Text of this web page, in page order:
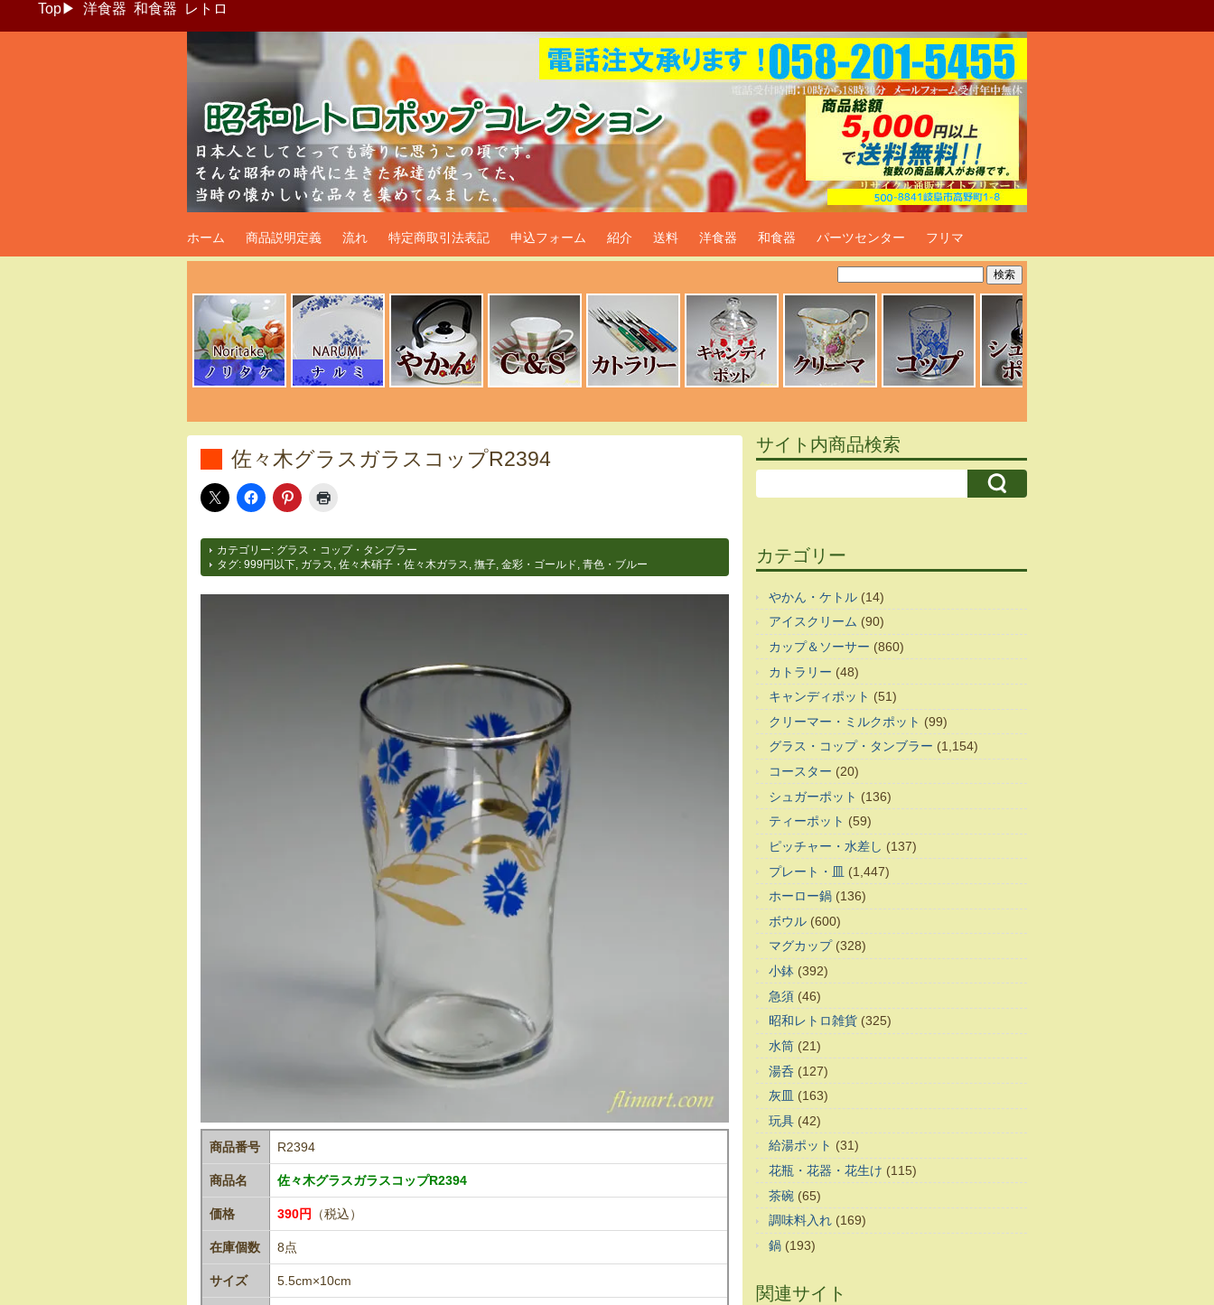
Top▶ 洋食器 和食器 レトロ
昭和レトロポップ食器生活雑貨通販＠フリマート
ホーム 商品説明定義 流れ 特定商取引法表記 申込フォーム 紹介 送料 洋食器 和食器 パーツセンター フリマ
佐々木グラスガラスコップR2394
カテゴリー: グラス・コップ・タンブラー
タグ: 999円以下 ガラス 佐々木硝子・佐々木ガラス 撫子 金彩・ゴールド 青色・ブルー
商品番号 R2394
商品名 佐々木グラスガラスコップR2394
価格 390円 （税込）
在庫個数 8点
サイズ 5.5cm×10cm
サイト内商品検索
カテゴリー
やかん・ケトル (14)
アイスクリーム (90)
カップ＆ソーサー (860)
カトラリー (48)
キャンディポット (51)
クリーマー・ミルクポット (99)
グラス・コップ・タンブラー (1,154)
コースター (20)
シュガーポット (136)
ティーポット (59)
ピッチャー・水差し (137)
プレート・皿 (1,447)
ホーロー鍋 (136)
ボウル (600)
マグカップ(328)
小鉢 (392)
急須 (46)
昭和レトロ雑貨 (325)
水筒 (21)
湯呑 (127)
灰皿 (163)
玩具 (42)
給湯ポット (31)
花瓶・花器・花生け (115)
茶碗 (65)
調味料入れ (169)
鍋 (193)
関連サイト